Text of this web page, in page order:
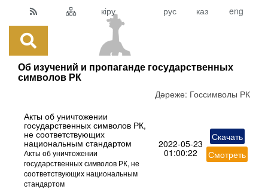
кіру рус каз eng
Об изучений и пропаганде государственных
символов РК
Дәреже: Госсимволы РК
Акты об уничтожении
государственных символов РК,
не соответствующих
национальным стандартом
Акты об уничтожении
государственных символов РК, не
соответствующих национальным
стандартом
2022-05-23
01:00:22
Скачать
Смотреть